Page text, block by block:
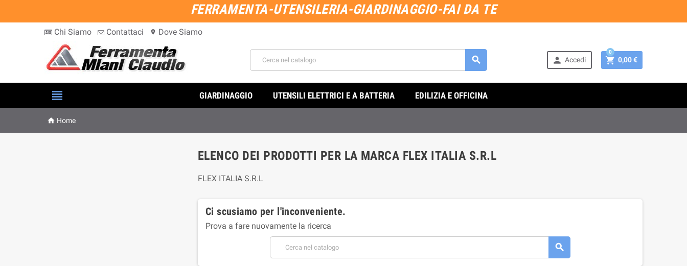
FERRAMENTA-UTENSILERIA-GIARDINAGGIO-FAI DA TE
Chi Siamo Contattaci location_on Dove Siamo
  Accedi  0,00 €
0
 GIARDINAGGIO UTENSILI ELETTRICI E A BATTERIA EDILIZIA E OFFICINA
 Home
ELENCO DEI PRODOTTI PER LA MARCA FLEX ITALIA S.R.L
FLEX ITALIA S.R.L
Ci scusiamo per l'inconveniente.
Prova a fare nuovamente la ricerca
